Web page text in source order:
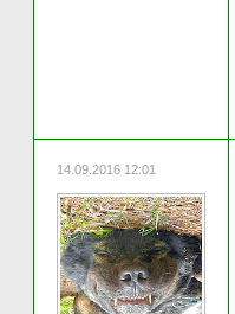
14.09.2016 12:01